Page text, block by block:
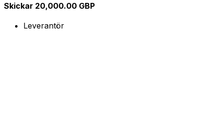
Skickar 20,000.00 GBP
Leverantör